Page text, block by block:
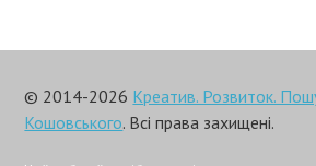
© 2014-2026 Креатив. Розвиток.
Кошовського. Всі права захищені.